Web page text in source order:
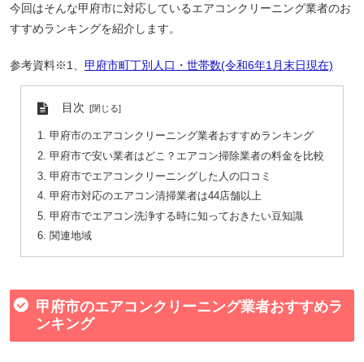
今回はそんな甲府市に対応しているエアコンクリーニング業者のお
すすめランキングを紹介します。
参考資料※1、 甲府市町丁別人口・世帯数(令和6年1月末日現在)
目次
甲府市のエアコンクリーニング業者おすすめランキング
甲府市で安い業者はどこ？エアコン掃除業者の料金を比較
甲府市でエアコンクリーニングした人の口コミ
甲府市対応のエアコン清掃業者は44店舗以上
甲府市でエアコン洗浄する時に知っておきたい豆知識
関連地域
甲府市のエアコンクリーニング業者おすすめラ
ンキング